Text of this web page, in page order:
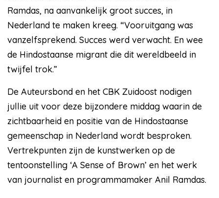
Ramdas, na aanvankelijk groot succes, in
Nederland te maken kreeg. “Vooruitgang was
vanzelfsprekend. Succes werd verwacht. En wee
de Hindostaanse migrant die dit wereldbeeld in
twijfel trok.”
De Auteursbond en het CBK Zuidoost nodigen
jullie uit voor deze bijzondere middag waarin de
zichtbaarheid en positie van de Hindostaanse
gemeenschap in Nederland wordt besproken.
Vertrekpunten zijn de kunstwerken op de
tentoonstelling ‘A Sense of Brown’ en het werk
van journalist en programmamaker Anil Ramdas.